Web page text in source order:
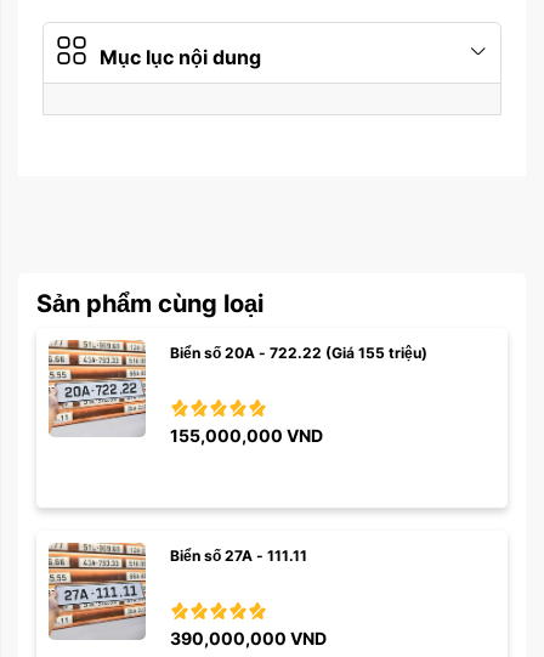
Mục lục nội dung
Sản phẩm cùng loại
Biển số 20A - 722.22 (Giá 155 triệu)
155,000,000 VND
Biển số 27A - 111.11
390,000,000 VND